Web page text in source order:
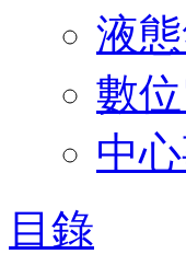
液
數
中
目錄